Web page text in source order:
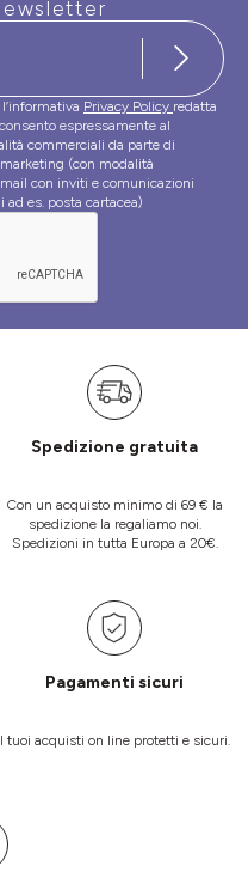
Privacy Policy redatta
espressamente al
commerciali da parte di
(con modalità
con inviti e comunicazioni
es. posta cartacea)
Spedizione gratuita
Con un acquisto minimo di 69 € la
spedizione la regaliamo noi.
Spedizioni in tutta Europa a 20€.
Pagamenti sicuri
I tuoi acquisti on line protetti e sicuri.